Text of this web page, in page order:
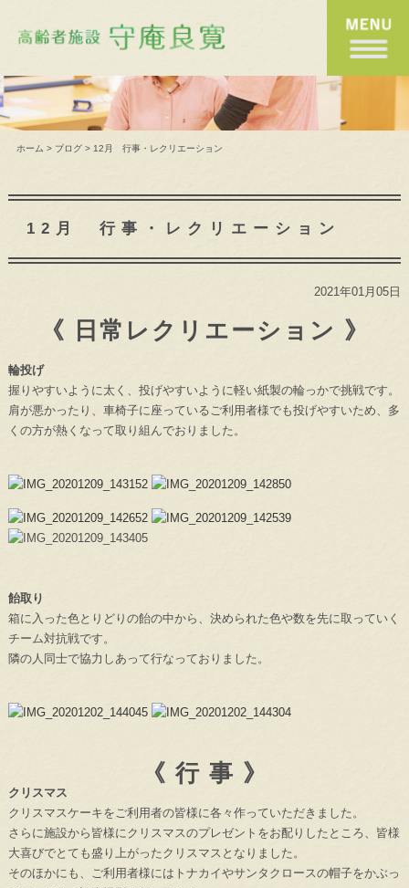
ホーム > ブログ> 12月 行事・レクリエーション
12月 行事・レクリエーション
2021年01月05日
《 日常レクリエーション 》
輪投げ
握りやすいように太く、投げやすいように軽い紙製の輪っかで挑戦です。
肩が悪かったり、車椅子に座っているご利用者様でも投げやすいため、多
くの方が熱くなって取り組んでおりました。
飴取り
箱に入った色とりどりの飴の中から、決められた色や数を先に取っていく
チーム対抗戦です。
隣の人同士で協力しあって行なっておりました。
《 行 事 》
クリスマス
クリスマスケーキをご利用者の皆様に各々作っていただきました。
さらに施設から皆様にクリスマスのプレゼントをお配りしたところ、皆様
大喜びでとても盛り上がったクリスマスとなりました。
そのほかにも、ご利用者様にはトナカイやサンタクロースの帽子をかぶっ